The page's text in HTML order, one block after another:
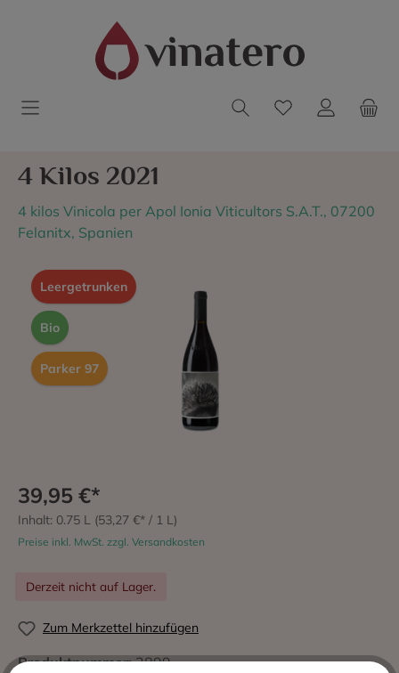
4 Kilos 2021
4 kilos Vinicola per Apol Ionia Viticultors S.A.T., 07200
Felanitx, Spanien
Leergetrunken
Bio
Parker 97
39,95 €*
Inhalt: 0.75 L (53,27 €* / 1 L)
Preise inkl. MwSt. zzgl. Versandkosten
Derzeit nicht auf Lager.
Zum Merkzettel hinzufügen
Produktnummer:2899